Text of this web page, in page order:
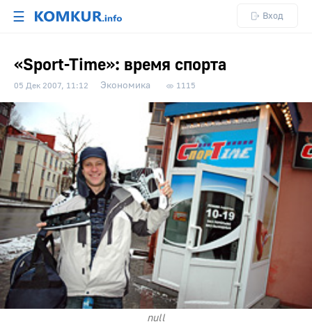
☰ Вход
«Sport-Time»: время спорта
05 Дек 2007, 11:12 Экономика 1115
null